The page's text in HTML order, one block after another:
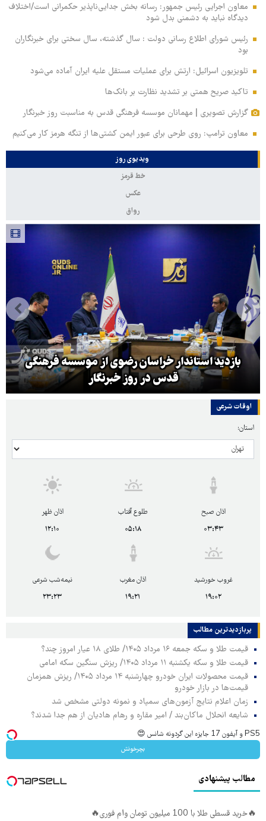
معاون اجرایی رئیس جمهور: رسانه بخش جدایی‌ناپذیر حکمرانی است/اختلاف
دیدگاه نباید به دشمنی بدل شود
رئیس شورای اطلاع رسانی دولت : سال گذشته، سال سختی برای خبرنگاران
بود
تلویزیون اسرائیل: ارتش برای عملیات مستقل علیه ایران آماده می‌شود
تاکید صریح همتی بر تشدید نظارت بر بانک‌ها
گزارش تصویری | مهمانان موسسه فرهنگی قدس به مناسبت روز خبرنگار
معاون ترامپ: روی طرحی برای عبور ایمن کشتی‌ها از تنگه هرمز کار می‌کنیم
ویدیوی روز
خط قرمز
عکس
رواق
بازدید استاندار خراسان رضوی از موسسه فرهنگی
قدس در روز خبرنگار
اوقات شرعی
استان:
اذان صبح
۰۳:۴۳
طلوع آفتاب
۰۵:۱۸
اذان ظهر
۱۲:۱۰
غروب خورشید
۱۹:۰۲
اذان مغرب
۱۹:۲۱
نیمه‌شب شرعی
۲۳:۲۳
پربازدیدترین‌ مطالب
قیمت طلا و سکه جمعه ۱۶ مرداد ۱۴۰۵/ طلای ۱۸ عیار امروز چند؟
قیمت طلا و سکه یکشنبه ۱۱ مرداد ۱۴۰۵/ ریزش سنگین سکه امامی
قیمت محصولات ایران خودرو چهارشنبه ۱۴ مرداد ۱۴۰۵/ ریزش همزمان
قیمت‌ها در بازار خودرو
زمان اعلام نتایج آزمون‌های سمپاد و نمونه دولتی مشخص شد
شایعه انحلال ماکان‌بند / امیر مقاره و رهام هادیان از هم جدا شدند؟
PS5 و آیفون 17 جایزه این گردونه شانس 😍
بچرخونش
مطالب پیشنهادی
🔥خرید قسطی طلا با 100 میلیون تومان وام فوری🔥